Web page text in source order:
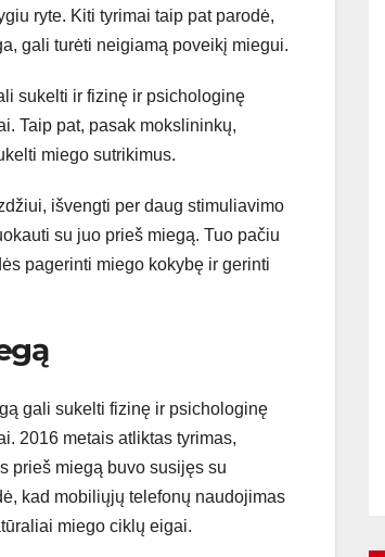
ryte. Kiti tyrimai taip pat parodė,
gali turėti neigiamą poveikį miegui.
sukelti ir fizinę ir psichologinę
Taip pat, pasak mokslininkų,
miego sutrikimus.
išvengti per daug stimuliavimo
su juo prieš miegą. Tuo pačiu
pagerinti miego kokybę ir gerinti
gali sukelti fizinę ir psichologinę
2016 metais atliktas tyrimas,
prieš miegą buvo susijęs su
kad mobiliųjų telefonų naudojimas
miego ciklų eigai.